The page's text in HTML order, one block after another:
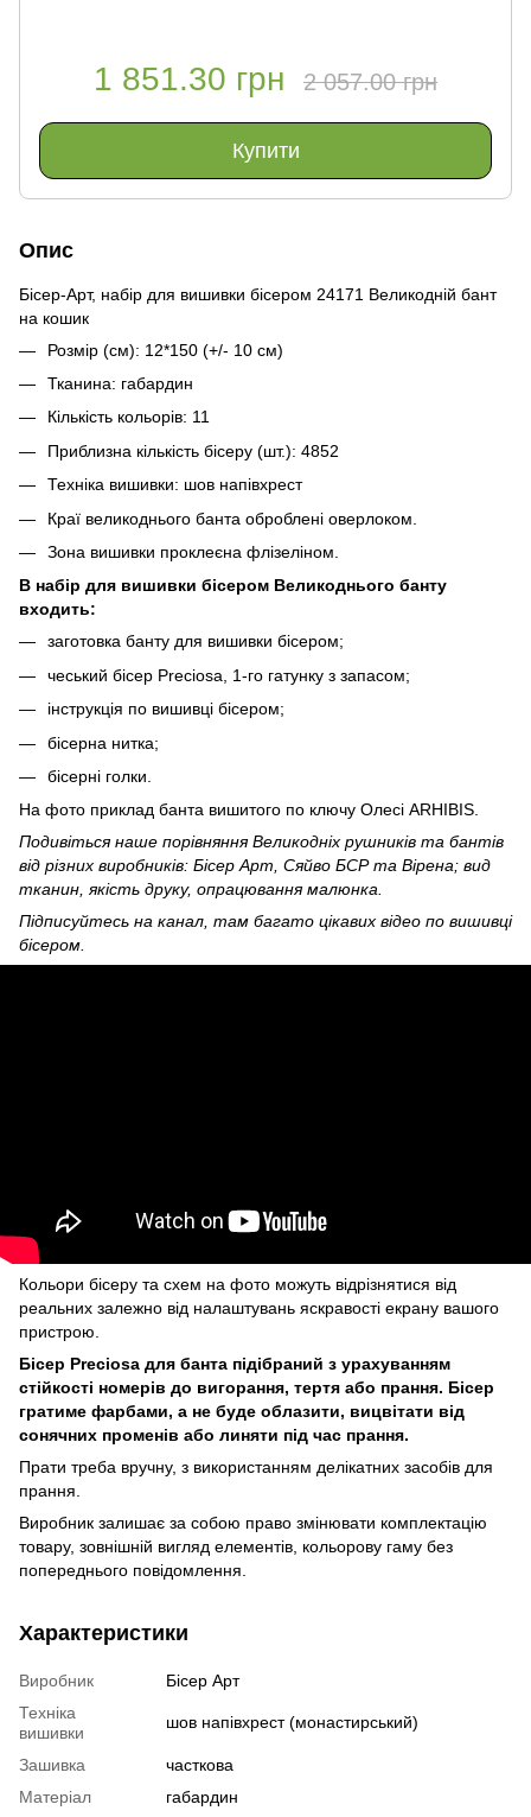
1 851.30 грн 2 057.00 грн
Купити
Опис
Бісер-Арт, набір для вишивки бісером 24171 Великодній бант
на кошик
Розмір (см): 12*150 (+/- 10 см)
Тканина: габардин
Кількість кольорів: 11
Приблизна кількість бісеру (шт.): 4852
Техніка вишивки: шов напівхрест
Краї великоднього банта оброблені оверлоком.
Зона вишивки проклеєна флізеліном.
В набір для вишивки бісером Великоднього банту
входить:
заготовка банту для вишивки бісером;
чеський бісер Preciosa, 1-го гатунку з запасом;
інструкція по вишивці бісером;
бісерна нитка;
бісерні голки.
На фото приклад банта вишитого по ключу Олесі ARHIBIS.
Подивіться наше порівняння Великодніх рушників та бантів
від різних виробників: Бісер Арт, Сяйво БСР та Вірена; вид
тканин, якість друку, опрацювання малюнка.
Підписуйтесь на канал, там багато цікавих відео по вишивці
бісером.
Кольори бісеру та схем на фото можуть відрізнятися від
реальних залежно від налаштувань яскравості екрану вашого
пристрою.
Бісер Preciosa для банта підібраний з урахуванням
стійкості номерів до вигорання, тертя або прання. Бісер
гратиме фарбами, а не буде облазити, вицвітати від
сонячних променів або линяти під час прання.
Прати треба вручну, з використанням делікатних засобів для
прання.
Виробник залишає за собою право змінювати комплектацію
товару, зовнішній вигляд елементів, кольорову гаму без
попереднього повідомлення.
Характеристики
Виробник
Бісер Арт
Техніка
вишивки
шов напівхрест (монастирський)
Зашивка
часткова
Матеріал
габардин